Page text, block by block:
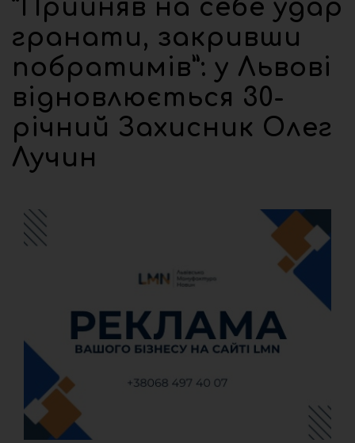
“Прийняв на себе удар
гранати, закривши
побратимів”: у Львові
відновлюється 30-
річний Захисник Олег
Лучин